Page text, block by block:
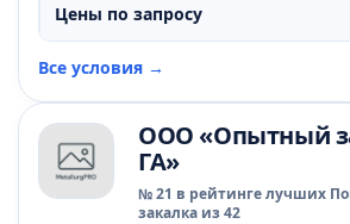
Цены по запросу
Все условия →
ООО «Опытный
ГА»
№ 21 в рейтинге лучших
закалка из 42